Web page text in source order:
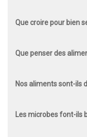
Que croire pour bien
Que penser des
Nos aliments sont-ils
Les microbes font-ils